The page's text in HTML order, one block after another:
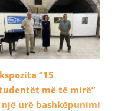
“15
më të mirë”
një urë bashkëpunimi